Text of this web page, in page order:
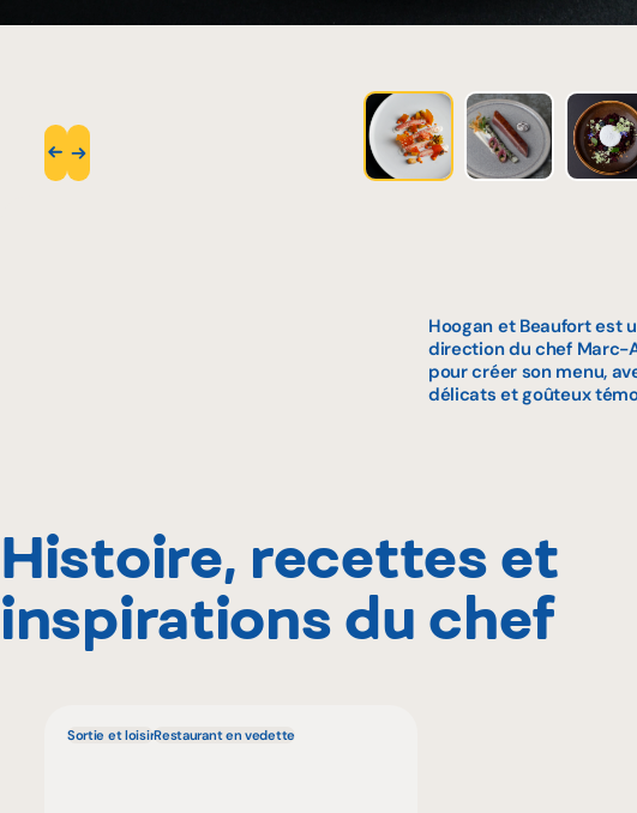
Hoogan et Beaufort est
direction du chef Marc-
pour créer son menu,
délicats et goûteux
Histoire, recettes et
inspirations du chef
Sortie et loisirRestaurant en vedette